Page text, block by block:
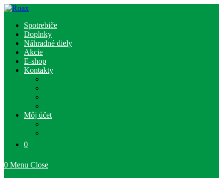
Skip
contentSpotrebiče
Doplnky
Náhradné diely
Akcie
E-shop
Kontakty
Môj účet
0
0 Menu Close